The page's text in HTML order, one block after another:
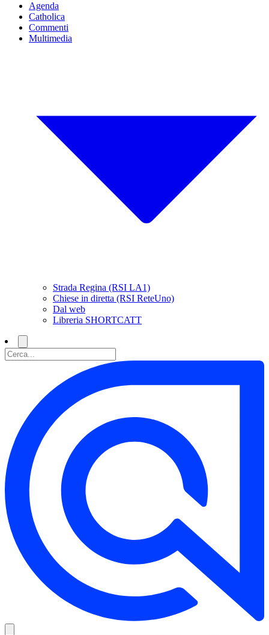
Agenda
Catholica
Commenti
Multimedia
Strada Regina (RSI LA1)
Chiese in diretta (RSI ReteUno)
Dal web
Libreria SHORTCATT